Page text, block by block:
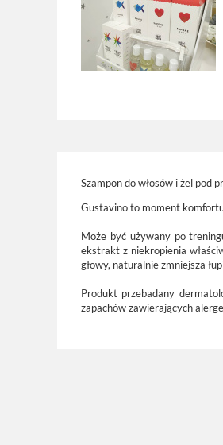
Szampon do włosów i żel pod
Gustavino to moment
Może być używany po
ekstrakt z niekropienia
głowy, naturalnie zmniejsza
Produkt przebadany
zapachów zawierających